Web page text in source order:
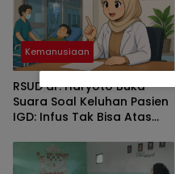
Kemanusiaan
RSUD dr. Haryoto Buka
Suara Soal Keluhan Pasien
IGD: Infus Tak Bisa Atas
Berdasarkan Indikasi Medis